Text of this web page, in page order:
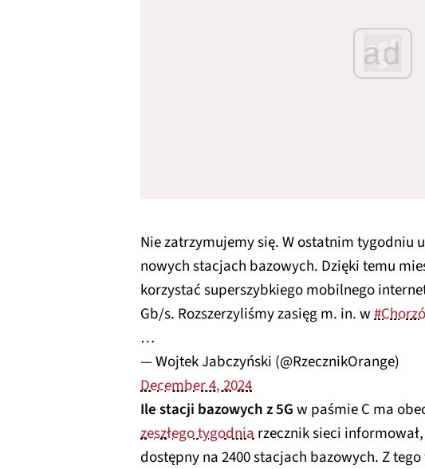
ad
Nie zatrzymujemy się. W ostatnim tygodniu
nowych stacjach bazowych. Dzięki temu
korzystać superszybkiego mobilnego
Gb/s. Rozszerzyliśmy zasięg m. in. w
…
— Wojtek Jabczyński (@RzecznikOrange)
December 4, 2024
Ile stacji bazowych z 5Gw paśmie C ma
zeszłego tygodniarzecznik sieci
dostępny na 2400 stacjach bazowych. Z